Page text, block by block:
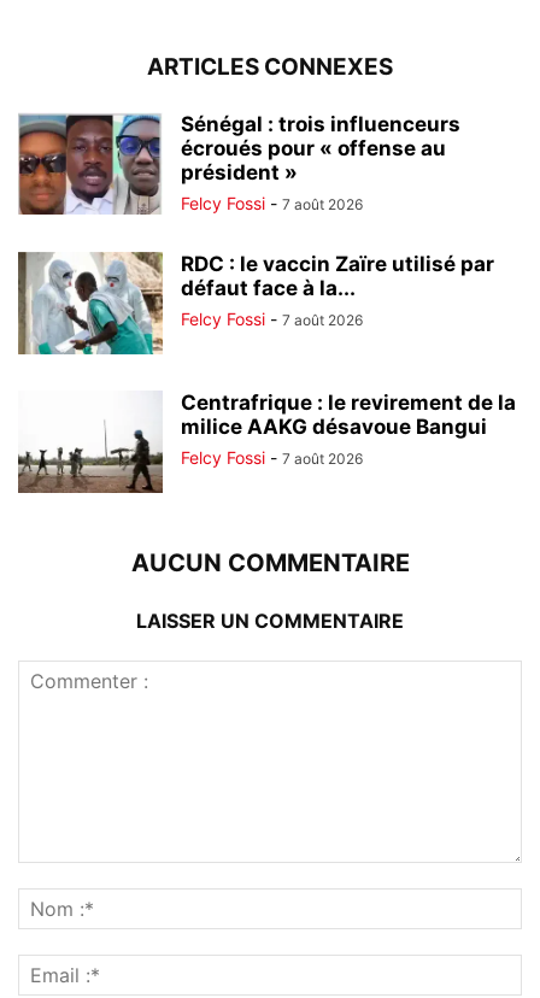
ARTICLES CONNEXES
Sénégal : trois influenceurs
écroués pour « offense au
président »
Felcy Fossi - 7 août 2026
RDC : le vaccin Zaïre utilisé par
défaut face à la...
Felcy Fossi - 7 août 2026
Centrafrique : le revirement de la
milice AAKG désavoue Bangui
Felcy Fossi - 7 août 2026
AUCUN COMMENTAIRE
LAISSER UN COMMENTAIRE